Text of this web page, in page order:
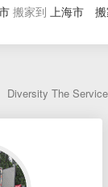
搬家到 哈尔滨
搬家到北京市
Diversity The